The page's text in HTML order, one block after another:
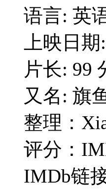
语言: 英
上映日
片长: 99
又名: 旗
整理：
评分：
IMDb链